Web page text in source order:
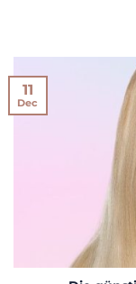
11
Dec